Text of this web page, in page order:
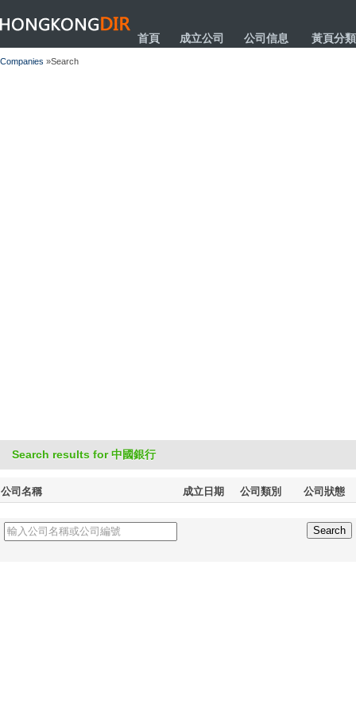
HONGKONGDIR
首頁 成立公司 公司信息 黃頁分類
Companies »Search
Search results for 中國銀行
公司名稱 成立日期 公司類別 公司狀態